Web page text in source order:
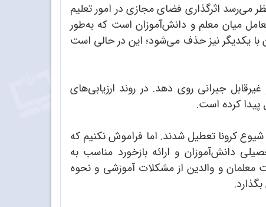
می‌رسد اثرگذاری فضای مجازی در امور تعلیم
میان معلم و دانش‌آموزان است که به‌طور
یکدیگر نیز حذف می‌شود؛ این در حالی است
جبرانی روی دهد. در روند ارزیابی‌های
پیدا کرده است.
کرونا تعطیل شدند. اما فراموش نکنیم که
دانش‌آموزان و ارائه بازخورد مناسب به
و والدین از مشکلات آموزشی و نحوه